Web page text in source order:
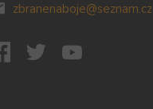
zbranenaboje@seznam.cz